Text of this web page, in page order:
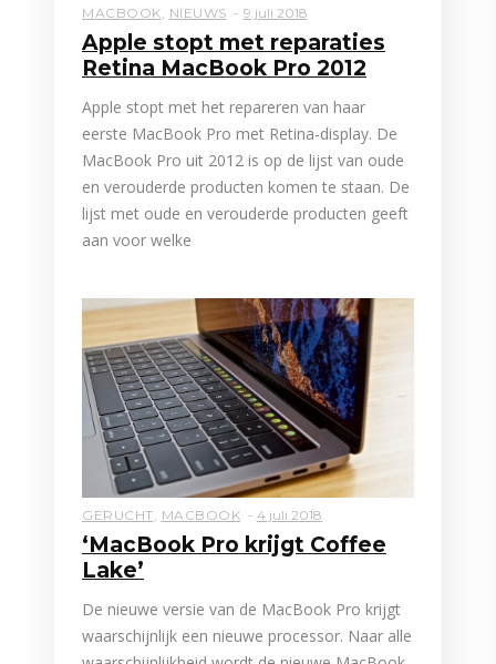
MACBOOK NIEUWS 9 juli 2018
Apple stopt met reparaties
Retina MacBook Pro 2012
Apple stopt met het repareren van haar
eerste MacBook Pro met Retina-display. De
MacBook Pro uit 2012 is op de lijst van oude
en verouderde producten komen te staan. De
lijst met oude en verouderde producten geeft
aan voor welke
GERUCHT MACBOOK 4 juli 2018
‘MacBook Pro krijgt Coffee
Lake’
De nieuwe versie van de MacBook Pro krijgt
waarschijnlijk een nieuwe processor. Naar alle